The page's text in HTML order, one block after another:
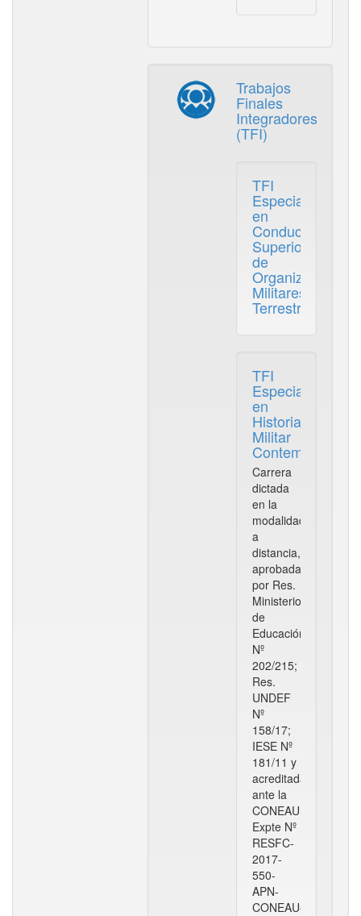
Trabajos
Finales
Integradores
(TFI)
TFI
Especialización
en
Conducción
Superior
de
Organizaciones
Militares
Terrestres
TFI
Especialización
en
Historia
Militar
Contemporánea
Carrera
dictada
en la
modalidad
a
distancia,
aprobada
por Res.
Ministerio
de
Educación
Nº
202/215;
Res.
UNDEF
Nº
158/17;
IESE Nº
181/11 y
acreditada
ante la
CONEAU,
Expte Nº
RESFC-
2017-
550-
APN-
CONEAU#ME.